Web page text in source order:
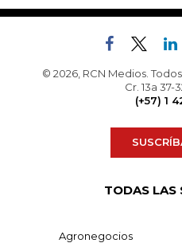
© 2026, RCN Medios.
Cr. 13a 37-
(+57) 1
TODAS LAS
Agronegocios